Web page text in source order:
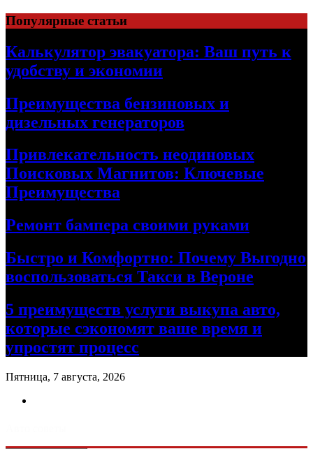
Skip
to
content
Популярные статьи
Калькулятор эвакуатора: Ваш путь к
удобству и экономии
Преимущества бензиновых и
дизельных генераторов
Привлекательность неодиновых
Поисковых Магнитов: Ключевые
Преимущества
Ремонт бампера своими руками
Быстро и Комфортно: Почему Выгодно
воспользоваться Такси в Вероне
5 преимуществ услуги выкупа авто,
которые сэкономят ваше время и
упростят процесс
Пятница, 7 августа, 2026